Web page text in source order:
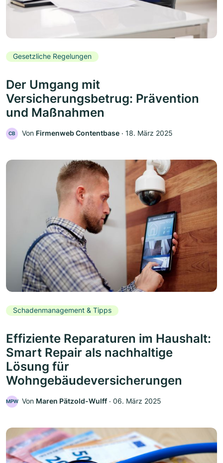
Gesetzliche Regelungen
Der Umgang mit
Versicherungsbetrug: Prävention
und Maßnahmen
CB Von Firmenweb Contentbase ‧ 18. März 2025
Schadenmanagement & Tipps
Effiziente Reparaturen im Haushalt:
Smart Repair als nachhaltige
Lösung für
Wohngebäudeversicherungen
MPW Von Maren Pätzold-Wulff ‧ 06. März 2025